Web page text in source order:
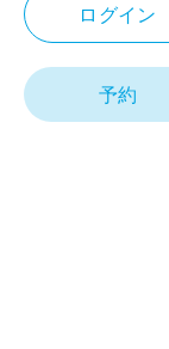
ログイン
予約